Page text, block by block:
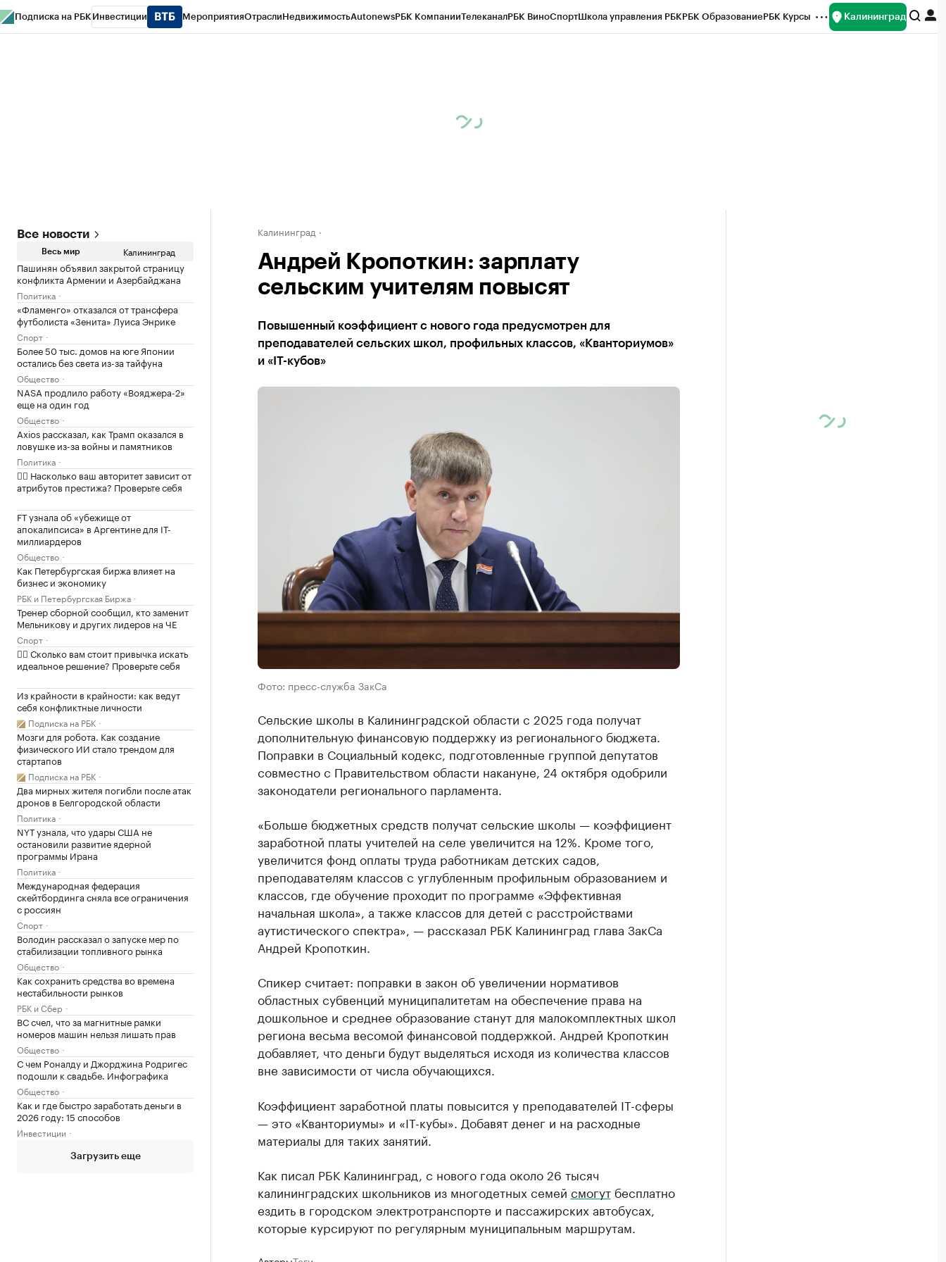
Подписка на РБК Инвестиции МероприятияОтраслиНедвижимостьAutonewsРБК КомпанииТелеканалРБК ВиноСпортШкола управления РБКРБК ОбразованиеРБК Курсы Калининград
Все новости
Весь мир Калининград
Пашинян объявил закрытой страницу
конфликта Армении и Азербайджана
Политика
«Фламенго» отказался от трансфера
футболиста «Зенита» Луиса Энрике
Спорт
Более 50 тыс. домов на юге Японии
остались без света из-за тайфуна
Общество
NASA продлило работу «Вояджера-2»
еще на один год
Общество
Axios рассказал, как Трамп оказался в
ловушке из-за войны и памятников
Политика
✍🏻 Насколько ваш авторитет зависит от
атрибутов престижа? Проверьте себя
FT узнала об «убежище от
апокалипсиса» в Аргентине для IT-
миллиардеров
Общество
Как Петербургская биржа влияет на
бизнес и экономику
РБК и Петербургская Биржа
Тренер сборной сообщил, кто заменит
Мельникову и других лидеров на ЧЕ
Спорт
✍🏻 Сколько вам стоит привычка искать
идеальное решение? Проверьте себя
Из крайности в крайности: как ведут
себя конфликтные личности
Подписка на РБК
Мозги для робота. Как создание
физического ИИ стало трендом для
стартапов
Подписка на РБК
Два мирных жителя погибли после атак
дронов в Белгородской области
Политика
NYT узнала, что удары США не
остановили развитие ядерной
программы Ирана
Политика
Международная федерация
скейтбординга сняла все ограничения
с россиян
Спорт
Володин рассказал о запуске мер по
стабилизации топливного рынка
Общество
Как сохранить средства во времена
нестабильности рынков
РБК и Сбер
ВС счел, что за магнитные рамки
номеров машин нельзя лишать прав
Общество
С чем Роналду и Джорджина Родригес
подошли к свадьбе. Инфографика
Общество
Как и где быстро заработать деньги в
2026 году: 15 способов
Инвестиции
Загрузить еще
Калининград
Андрей Кропоткин: зарплату
сельским учителям повысят
Повышенный коэффициент с нового года предусмотрен для
преподавателей сельских школ, профильных классов, «Кванториумов»
и «IT-кубов»
Фото: пресс-служба ЗакСа
Сельские школы в Калининградской области с 2025 года получат
дополнительную финансовую поддержку из регионального бюджета.
Поправки в Социальный кодекс, подготовленные группой депутатов
совместно с Правительством области накануне, 24 октября одобрили
законодатели регионального парламента.
«Больше бюджетных средств получат сельские школы — коэффициент
заработной платы учителей на селе увеличится на 12%. Кроме того,
увеличится фонд оплаты труда работникам детских садов,
преподавателям классов с углубленным профильным образованием и
классов, где обучение проходит по программе «Эффективная
начальная школа», а также классов для детей с расстройствами
аутистического спектра», — рассказал РБК Калининград глава ЗакСа
Андрей Кропоткин.
Спикер считает: поправки в закон об увеличении нормативов
областных субвенций муниципалитетам на обеспечение права на
дошкольное и среднее образование станут для малокомплектных школ
региона весьма весомой финансовой поддержкой. Андрей Кропоткин
добавляет, что деньги будут выделяться исходя из количества классов
вне зависимости от числа обучающихся.
Коэффициент заработной платы повысится у преподавателей IT-сферы
— это «Кванториумы» и «IT-кубы». Добавят денег и на расходные
материалы для таких занятий.
Как писал РБК Калининград, с нового года около 26 тысяч
калининградских школьников из многодетных семей смогутбесплатно
ездить в городском электротранспорте и пассажирских автобусах,
которые курсируют по регулярным муниципальным маршрутам.